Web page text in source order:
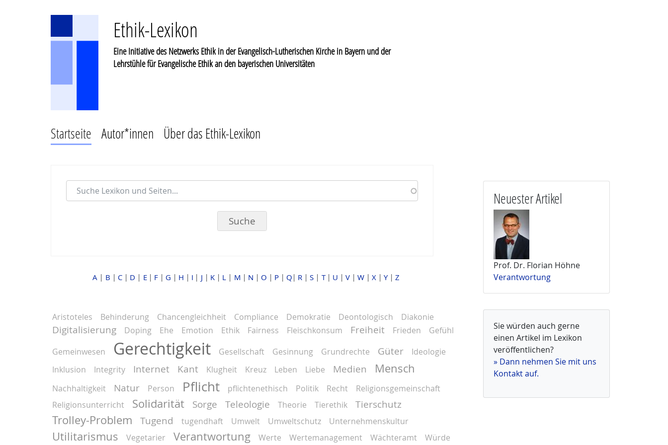
Ethik-Lexikon
Eine Initiative des Netzwerks Ethik in der Evangelisch-Lutherischen Kirche in Bayern und der
Lehrstühle für Evangelische Ethik an den bayerischen Universitäten
Startseite Autor*innen Über das Ethik-Lexikon
A B C D E F G H I J K L M N O P Q R S T│ U V W X Y Z
Aristoteles Behinderung Chancengleichheit Compliance Demokratie Deontologisch Diakonie
Digitalisierung Doping Ehe Emotion Ethik Fairness Fleischkonsum Freiheit Frieden
Gefühl
Gemeinwesen
Gerechtigkeit Gesellschaft Gesinnung Grundrechte Güter
Ideologie
Inklusion
Integrity Internet Kant Klugheit Kreuz Leben Liebe Medien Mensch
Nachhaltigkeit Natur Person Pflicht pflichtenethisch Politik Recht
Religionsgemeinschaft
Religionsunterricht
Solidarität Sorge Teleologie Theorie Tierethik Tierschutz
Trolley-Problem Tugend tugendhaft Umwelt Umweltschutz Unternehmenskultur
Utilitarismus Vegetarier Verantwortung Werte Wertemanagement Wächteramt Würde
Neuester Artikel
Prof. Dr. Florian Höhne
Verantwortung
Sie würden auch gerne
einen Artikel im Lexikon
veröffentlichen?
» Dann nehmen Sie mit uns
Kontakt auf.